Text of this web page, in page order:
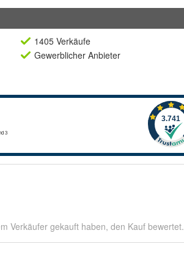
1405 Verkäufe
Gewerblicher Anbieter
Verkäufer gekauft haben, den Kauf bewertet.